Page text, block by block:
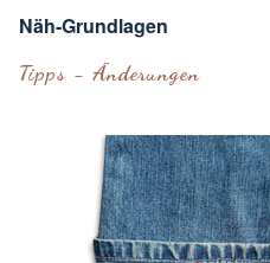
Näh-Grundlagen
Tipps - Änderungen